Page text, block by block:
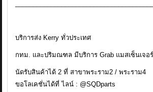
บริการส่ง Kerry ทั่วประเทศ
กทม. และปริมณฑล มีบริการ Grab แมสเซ็นเจอร์
นัดรับสินค้าได้ 2 ที่ สาขาพระราม2 / พระราม4
ขอโลเคชั่นได้ที่ ไลน์ : @SQDparts